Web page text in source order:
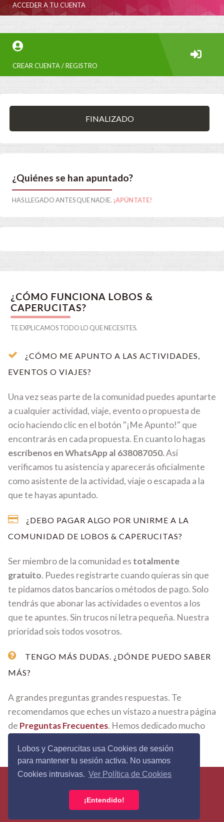
Lobos y Caperucitas usa Cookies de sesión
para mantener tu sesión activa. No usamos
Cookies intrusivas. Ver Política de Cookies
¡Entendido!
ACCEDER A TU CUENTA
CREAR CUENTA / REGISTRO
FINALIZADO
¿Quiénes se han apuntado?
HAS LLEGADO ANTES QUE NADIE. ¡APÚNTATE!
¿CÓMO FUNCIONA LOBOS &
CAPERUCITAS?
TE EXPLICAMOS TODO LO QUE NECESITES.
¿CÓMO ME APUNTO A LAS ACTIVIDADES,
EVENTOS O VIAJES?
Una vez seas parte de la comunidad puedes apuntarte
a cualquier actividad, viaje, evento o propuesta de
ocio haciendo clic en el botón "¡Me Apunto!" que
encontrarás en cada propuesta. En cuanto lo hagas
escríbenos en WhatsApp al 638087050.Así
verificamos tu asistencia y aparecerás oficialmente
como asistente de la actividad, viaje o escapada a la
que te hayas apuntado.
¿DEBO PAGAR ALGO POR UNIRME A LA
COMUNIDAD DE LOBOS & CAPERUCITAS?
Ser miembro de la comunidad es totalmente
gratuito. Puedes registrarte cuando quieras sin que
te pidamos datos bancarios o métodos de pago. Solo
tendrás que abonar las actividades o eventos a los
que te apuntes. Sin trucos ni letra pequeña. Nuestra
prioridad sois todos vosotros.
TENGO MÁS DUDAS. ¿DÓNDE PUEDO SABER
MÁS?
A grandes preguntas grandes respuestas. Te
recomendamos que eches un vistazo a nuestra página
de Preguntas Frecuentes. Hemos dedicado mucho
Política de Privacidad
Condiciones
Política de Cookies